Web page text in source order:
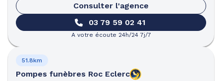
Consulter l'agence
03 79 59 02 41
A votre écoute 24h/24 7j/7
Pompes funèbres Roc Eclerc
51.8km